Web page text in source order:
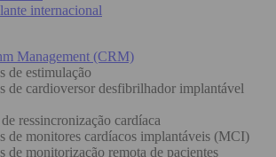
internacional
Management (CRM)
de estimulação
de cardioversor desfibrilhador implantável
ressincronização cardíaca
de monitores cardíacos implantáveis (MCI)
de monitorização remota de pacientes